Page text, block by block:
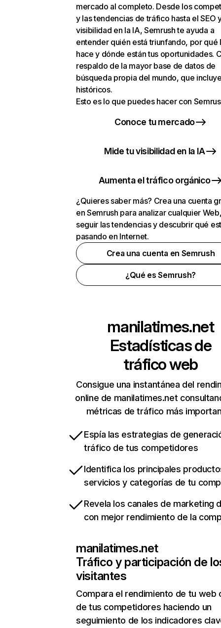
mercado al completo. Desde los
y las tendencias de tráfico hasta el SEO
visibilidad en la IA, Semrush te ayuda a
entender quién está triunfando, por qué
hace y dónde están tus oportunidades.
respaldo de la mayor base de datos de
búsqueda propia del mundo, que
históricos.
Esto es lo que puedes hacer con
Conoce tu mercado
Mide tu visibilidad en la IA
Aumenta el tráfico orgánico
¿Quieres saber más? Crea una cuenta
en Semrush para analizar cualquier
seguir las tendencias y descubrir qué
pasando en Internet.
Crea una cuenta en Semrush
¿Qué es Semrush?
manilatimes.net
Estadísticas de
tráfico web
Consigue una instantánea del
online de manilatimes.net
métricas de tráfico más
Espía las estrategias de
tráfico de tus competidores
Identifica los principales
servicios y categorías de tu
Revela los canales de marketing
con mejor rendimiento de la
manilatimes.net
Tráfico y participación de
visitantes
Compara el rendimiento de tu web
de tus competidores haciendo un
seguimiento de los indicadores